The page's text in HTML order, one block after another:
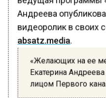
Андреева
видеоролик в своих
absatz.media
«Желающих на ее
Екатерина
лицом Первого